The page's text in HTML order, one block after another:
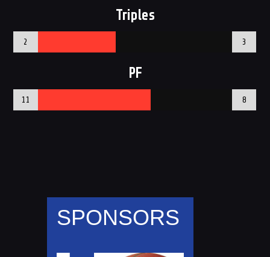
Triples
2 3
PF
11 8
SPONSORS